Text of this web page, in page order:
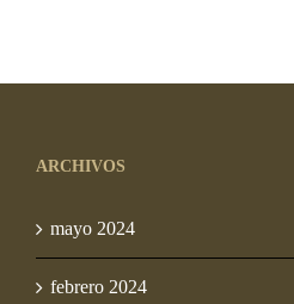
ARCHIVOS
mayo 2024
febrero 2024